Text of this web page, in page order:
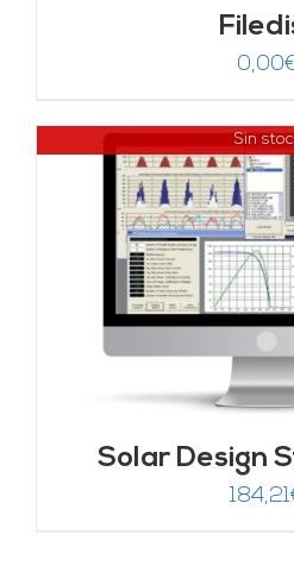
0,00
Sin
Solar Design
184,21